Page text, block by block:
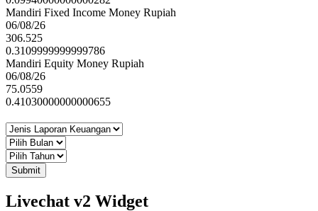
Mandiri Fixed Income Money Rupiah
06/08/26
306.525
0.3109999999999786
Mandiri Equity Money Rupiah
06/08/26
75.0559
0.41030000000000655
Submit
Livechat v2 Widget